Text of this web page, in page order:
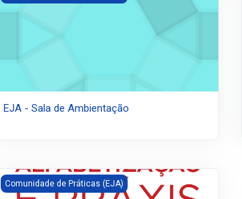
EJA - Sala de Ambientação
EJA - Alfabetização e Práxis Pedagógicas
Comunidade de Práticas (EJA)